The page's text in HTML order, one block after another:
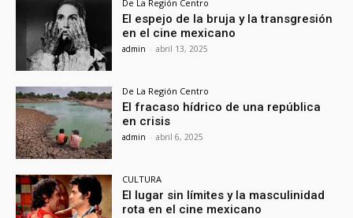
De La Región Centro
El espejo de la bruja y la transgresión
en el cine mexicano
admin - abril 13, 2025
De La Región Centro
El fracaso hídrico de una república
en crisis
admin - abril 6, 2025
CULTURA
El lugar sin límites y la masculinidad
rota en el cine mexicano